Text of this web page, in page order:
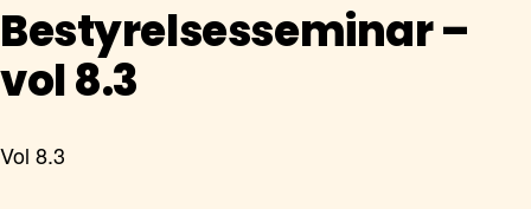
Bestyrelsesseminar –
vol 8.3
Vol 8.3